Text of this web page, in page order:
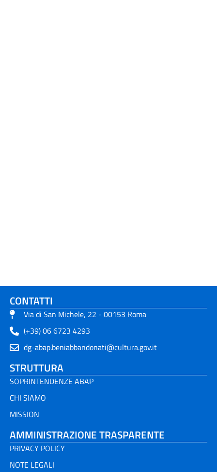
CONTATTI
Via di San Michele, 22 - 00153 Roma
(+39) 06 6723 4293
dg-abap.beniabbandonati@cultura.gov.it
STRUTTURA
SOPRINTENDENZE ABAP
CHI SIAMO
MISSION
AMMINISTRAZIONE TRASPARENTE
PRIVACY POLICY
NOTE LEGALI